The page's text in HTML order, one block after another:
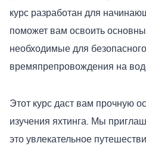
курс разработан для
поможет вам освоить
необходимые для
времяпрепровождения на
Этот курс даст вам прочную
изучения яхтинга. Мы
это увлекательное